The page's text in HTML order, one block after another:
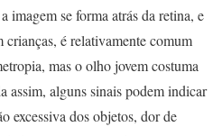
imagem se forma atrás da retina, e
crianças, é relativamente comum
mas o olho jovem costuma
assim, alguns sinais podem indicar
excessiva dos objetos, dor de